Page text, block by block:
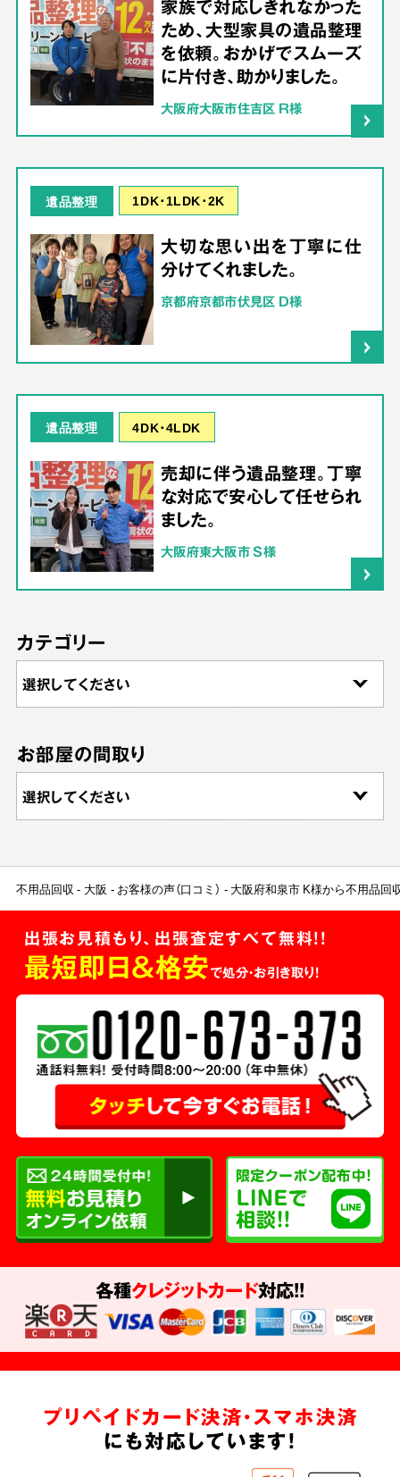
家族で対応しきれなかった
ため、大型家具の遺品整理
を依頼。おかげでスムーズ
に片付き、助かりました。
大阪府大阪市住吉区 R様
遺品整理 1DK･1LDK･2K
大切な思い出を丁寧に仕
分けてくれました。
京都府京都市伏見区 D様
遺品整理 4DK･4LDK
売却に伴う遺品整理。丁寧
な対応で安心して任せられ
ました。
大阪府東大阪市 S様
カテゴリー
お部屋の間取り
不用品回収 大阪 お客様の声（口コミ） 大阪府和泉市 K様から不用品回
出張お見積もり、出張査定すべて無料!!
最短即日＆格安で処分・お引き取り！
各種クレジットカード対応!!
プリペイドカード決済・スマホ決済
にも対応しています!